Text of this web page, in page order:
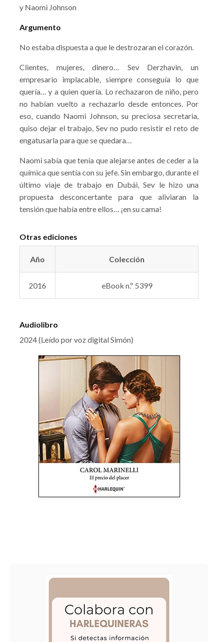
y Naomi Johnson
Argumento
No estaba dispuesta a que le destrozaran el corazón.
Clientes, mujeres, dinero… Sev Derzhavin, un
empresario implacable, siempre conseguía lo que
quería… y a quien quería. Lo rechazaron de niño, pero
no habían vuelto a rechazarlo desde entonces. Por
eso, cuando Naomi Johnson, su preciosa secretaria,
quiso dejar el trabajo, Sev no pudo resistir el reto de
engatusarla para que se quedara…
Naomi sabía que tenía que alejarse antes de ceder a la
química que sentía con su jefe. Sin embargo, durante el
último viaje de trabajo en Dubái, Sev le hizo una
propuesta desconcertante para que aliviaran la
tensión que había entre ellos… ¡en su cama!
Otras ediciones
Año Colección
2016 eBook n.º 5399
Audiolibro
2024 (Leído por voz digital Simón)